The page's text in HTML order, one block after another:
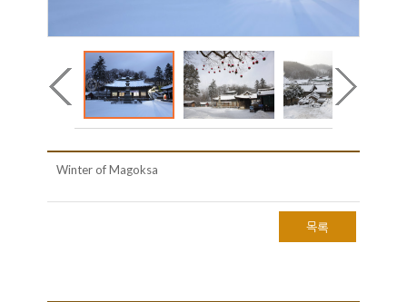
Winter of Magoksa
목록